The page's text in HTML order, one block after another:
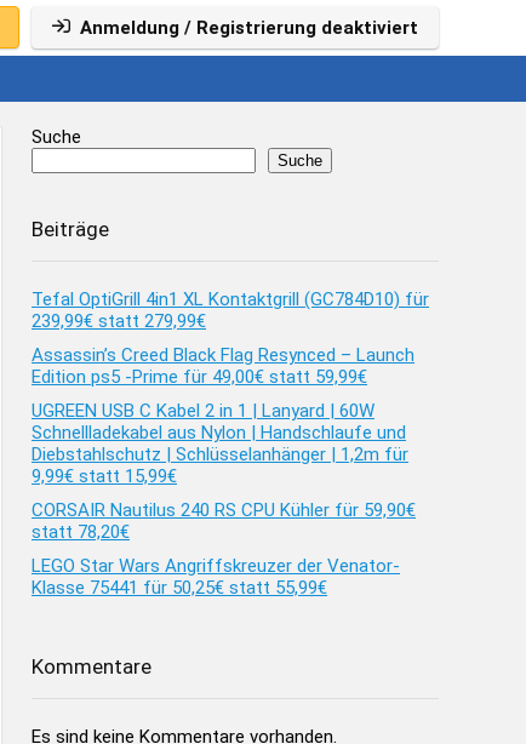
Anmeldung / Registrierung deaktiviert
Suche
Suche
Beiträge
Tefal OptiGrill 4in1 XL Kontaktgrill (GC784D10) für
239,99€ statt 279,99€
Assassin’s Creed Black Flag Resynced – Launch
Edition ps5 -Prime für 49,00€ statt 59,99€
UGREEN USB C Kabel 2 in 1 | Lanyard | 60W
Schnellladekabel aus Nylon | Handschlaufe und
Diebstahlschutz | Schlüsselanhänger | 1,2m für
9,99€ statt 15,99€
CORSAIR Nautilus 240 RS CPU Kühler für 59,90€
statt 78,20€
LEGO Star Wars Angriffskreuzer der Venator-
Klasse 75441 für 50,25€ statt 55,99€
Kommentare
Es sind keine Kommentare vorhanden.